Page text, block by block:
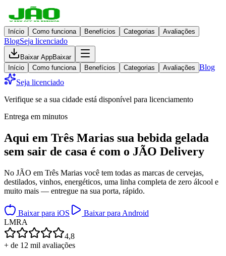
Início Como funciona Benefícios Categorias Avaliações
BlogSeja licenciado
Baixar AppBaixar
Início
Como funciona Benefícios Categorias Avaliações Blog
Seja licenciado
Verifique se a sua cidade está disponível para licenciamento
Entrega em minutos
Aqui em Três Marias sua bebida gelada
sem sair de casa é com o JÃO Delivery
No JÃO em Três Marias você tem todas as marcas de cervejas,
destilados, vinhos, energéticos, uma linha completa de zero álcool e
muito mais — entregue na sua porta, rápido.
Baixar para iOS
Baixar para Android
LMRA
4,8
+ de 12 mil avaliações